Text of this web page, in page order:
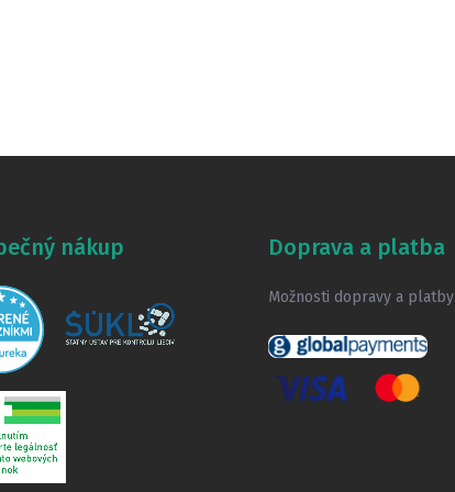
nákup Doprava a platba
Možnosti dopravy a platby